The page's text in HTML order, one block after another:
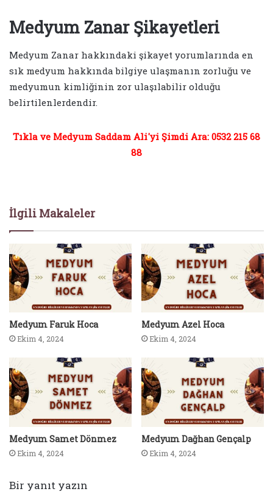
Medyum Zanar Şikayetleri
Medyum Zanar hakkındaki şikayet yorumlarında en
sık medyum hakkında bilgiye ulaşmanın zorluğu ve
medyumun kimliğinin zor ulaşılabilir olduğu
belirtilenlerdendir.
Tıkla ve Medyum Saddam Ali'yi Şimdi Ara: 0532 215 68
88
İlgili Makaleler
Medyum Faruk Hoca
Ekim 4, 2024
Medyum Azel Hoca
Ekim 4, 2024
Medyum Samet Dönmez
Ekim 4, 2024
Medyum Dağhan Gençalp
Ekim 4, 2024
Bir yanıt yazın